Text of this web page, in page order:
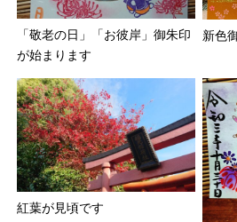
「敬老の日」「お彼岸」御朱印
が始まります
新色
紅葉が見頃です